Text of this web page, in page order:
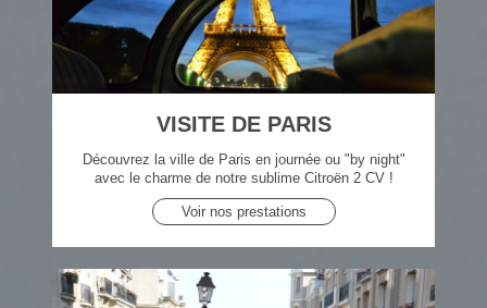
VISITE DE PARIS
Découvrez la ville de Paris en journée ou "by night"
avec le charme de notre sublime Citroën 2 CV !
Voir nos prestations